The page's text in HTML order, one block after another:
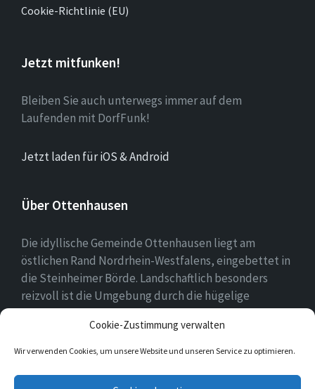
Cookie-Zustimmung verwalten
Wir verwenden Cookies, um unsere Website und unseren Service zu optimieren.
Cookie-Richtlinie (EU)
Jetzt mitfunken!
Bleiben Sie auch unterwegs immer auf dem
Laufenden mit DorfFunk!
Jetzt laden für iOS & Android
Über Ottenhausen
Die idyllische Gemeinde Ottenhausen liegt am
östlichen Rand Nordrhein-Westfalens, eingebettet in
die Steinheimer Börde. Landschaftlich besonders
reizvoll ist die Umgebung durch die hügelige
Landschaft des naheliegenden Eggegebirges als
Ausläufer des Teutoburger Waldes.
Facebook Twitter Instagram